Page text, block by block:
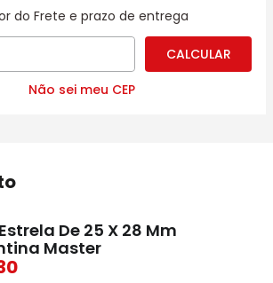
do Frete e prazo de entrega
Não sei meu CEP
De 25 X 28 Mm
Master